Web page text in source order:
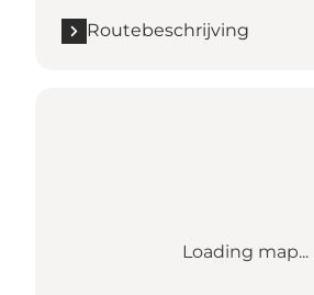
Routebeschrijving
Loading map...